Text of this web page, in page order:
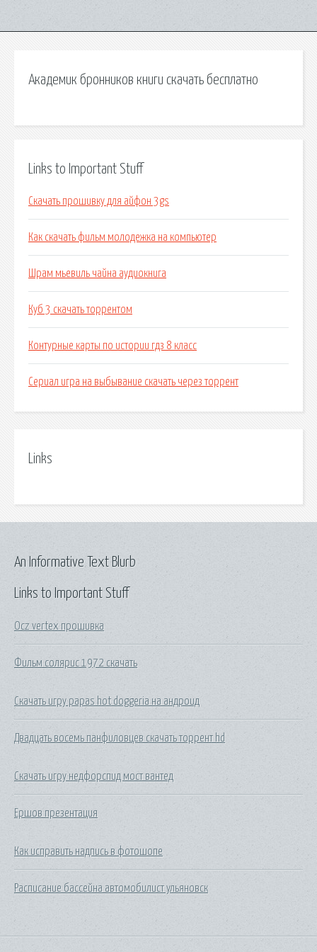
Академик бронников книги скачать бесплатно
Links to Important Stuff
Скачать прошивку для айфон 3gs
Как скачать фильм молодежка на компьютер
Шрам мьевиль чайна аудиокнига
Куб 3 скачать торрентом
Контурные карты по истории гдз 8 класс
Сериал игра на выбывание скачать через торрент
Links
Links to Important Stuff
Ocz vertex прошивка
Фильм солярис 1972 скачать
Скачать игру papas hot doggeria на андроид
Двадцать восемь панфиловцев скачать торрент hd
Скачать игру недфорспид мост вантед
Ершов презентация
Как исправить надпись в фотошопе
Расписание бассейна автомобилист ульяновск
An Informative Text Blurb